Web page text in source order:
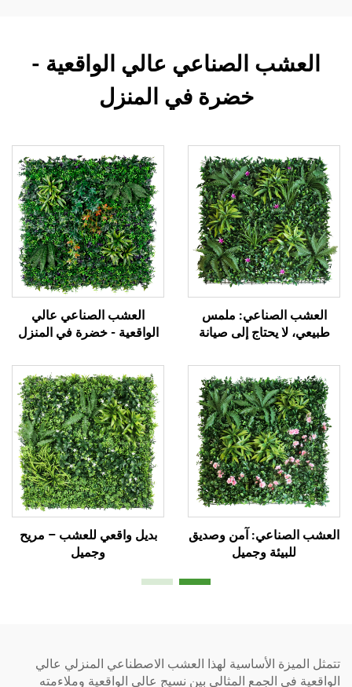
العشب الصناعي عالي الواقعية -
خضرة في المنزل
العشب الصناعي: ملمس
طبيعي، لا يحتاج إلى صيانة
العشب الصناعي عالي
الواقعية - خضرة في المنزل
العشب الصناعي: آمن وصديق
للبيئة وجميل
بديل واقعي للعشب – مريح
وجميل
تتمثل الميزة الأساسية لهذا العشب الاصطناعي المنزلي عالي
الواقعية في الجمع المثالي بين نسيج عالي الواقعية وملاءمته